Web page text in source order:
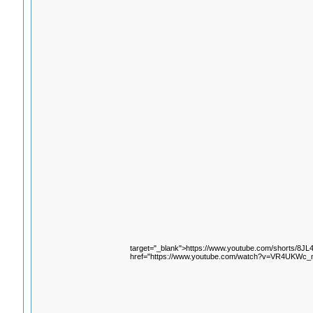
target="_blank">https://www.youtube.com/shorts/
href="https://www.youtube.com/